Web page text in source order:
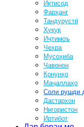
Иқтисод
Фарҳанг
Тандурустӣ
Ҳуқуқ
Иҷтимоъ
Чеҳра
Мусоҳиба
Ҷавонон
Қонунҳо
Маҷаллаҳо
Соли рушди
Дастархон
Нигористон
Иртибот